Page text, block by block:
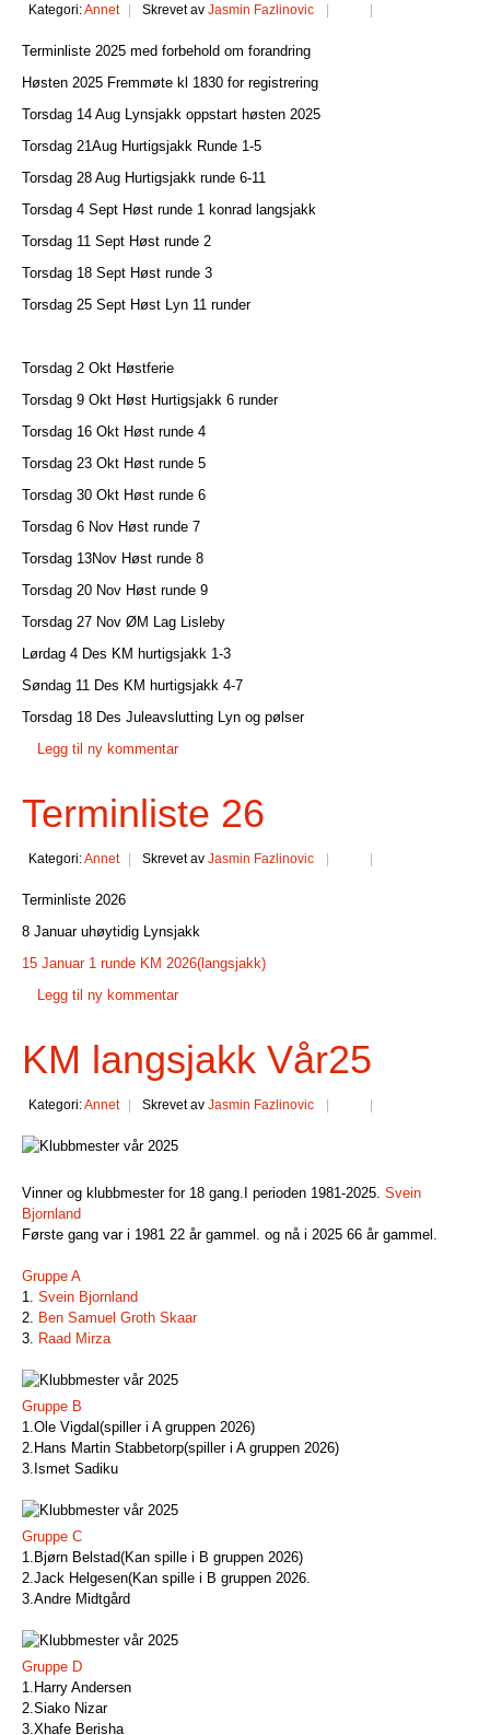
Kategori:Annet Skrevet av Jasmin Fazlinovic
Terminliste 2025 med forbehold om forandring
Høsten 2025 Fremmøte kl 1830 for registrering
Torsdag 14 Aug Lynsjakk oppstart høsten 2025
Torsdag 21Aug Hurtigsjakk Runde 1-5
Torsdag 28 Aug Hurtigsjakk runde 6-11
Torsdag 4 Sept Høst runde 1 konrad langsjakk
Torsdag 11 Sept Høst runde 2
Torsdag 18 Sept Høst runde 3
Torsdag 25 Sept Høst Lyn 11 runder
Torsdag 2 Okt Høstferie
Torsdag 9 Okt Høst Hurtigsjakk 6 runder
Torsdag 16 Okt Høst runde 4
Torsdag 23 Okt Høst runde 5
Torsdag 30 Okt Høst runde 6
Torsdag 6 Nov Høst runde 7
Torsdag 13Nov Høst runde 8
Torsdag 20 Nov Høst runde 9
Torsdag 27 Nov ØM Lag Lisleby
Lørdag 4 Des KM hurtigsjakk 1-3
Søndag 11 Des KM hurtigsjakk 4-7
Torsdag 18 Des Juleavslutting Lyn og pølser
Legg til ny kommentar
Terminliste 26
Kategori:Annet Skrevet av Jasmin Fazlinovic
Terminliste 2026
8 Januar uhøytidig Lynsjakk
15 Januar 1 runde KM 2026(langsjakk)
Legg til ny kommentar
KM langsjakk Vår25
Kategori:Annet Skrevet av Jasmin Fazlinovic
Vinner og klubbmester for 18 gang.I perioden 1981-2025. Svein
Bjornland
Første gang var i 1981 22 år gammel. og nå i 2025 66 år gammel.
Gruppe A
1. Svein Bjornland
2. Ben Samuel Groth Skaar
3. Raad Mirza
Gruppe B
1.Ole Vigdal(spiller i A gruppen 2026)
2.Hans Martin Stabbetorp(spiller i A gruppen 2026)
3.Ismet Sadiku
Gruppe C
1.Bjørn Belstad(Kan spille i B gruppen 2026)
2.Jack Helgesen(Kan spille i B gruppen 2026.
3.Andre Midtgård
Gruppe D
1.Harry Andersen
2.Siako Nizar
3.Xhafe Berisha